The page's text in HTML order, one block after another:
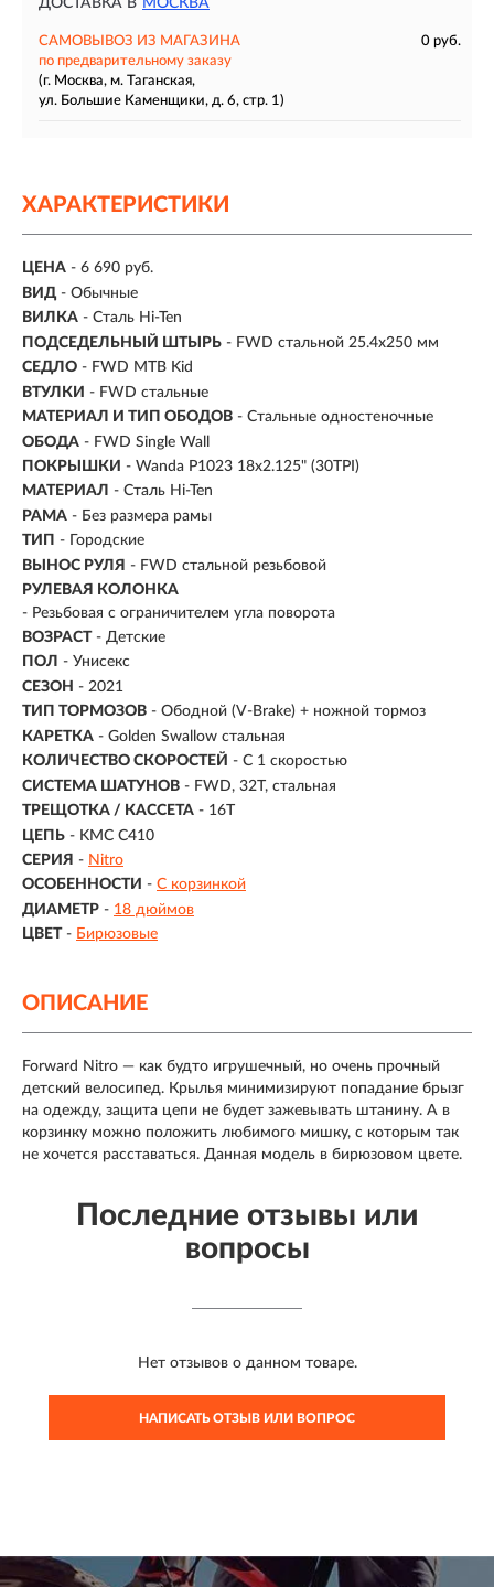
ДОСТАВКА В МОСКВА
САМОВЫВОЗ ИЗ МАГАЗИНА
0 руб.
по предварительному заказу
(г. Москва, м. Таганская,
ул. Большие Каменщики, д. 6, стр. 1)
ХАРАКТЕРИСТИКИ
ЦЕНА - 6 690 руб.
ВИД - Обычные
ВИЛКА - Сталь Hi-Ten
ПОДСЕДЕЛЬНЫЙ ШТЫРЬ - FWD стальной 25.4x250 мм
СЕДЛО - FWD MTB Kid
ВТУЛКИ - FWD стальные
МАТЕРИАЛ И ТИП ОБОДОВ - Стальные одностеночные
ОБОДА - FWD Single Wall
ПОКРЫШКИ - Wanda P1023 18x2.125" (30TPI)
МАТЕРИАЛ - Сталь Hi-Ten
РАМА - Без размера рамы
ТИП -
Городские
ВЫНОС РУЛЯ - FWD стальной резьбовой
РУЛЕВАЯ КОЛОНКА
- Резьбовая с ограничителем угла поворота
ВОЗРАСТ - Детские
ПОЛ - Унисекс
СЕЗОН - 2021
ТИП ТОРМОЗОВ - Ободной (V-Brake) + ножной тормоз
КАРЕТКА - Golden Swallow стальная
КОЛИЧЕСТВО СКОРОСТЕЙ - С 1 скоростью
СИСТЕМА ШАТУНОВ - FWD, 32T, cтальная
ТРЕЩОТКА / КАССЕТА - 16T
ЦЕПЬ - KMC C410
СЕРИЯ - Nitro
ОСОБЕННОСТИ - С корзинкой
ДИАМЕТР - 18 дюймов
ЦВЕТ - Бирюзовые
ОПИСАНИЕ
Forward Nitro — как будто игрушечный, но очень прочный
детский велосипед. Крылья минимизируют попадание брызг
на одежду, защита цепи не будет зажевывать штанину. А в
корзинку можно положить любимого мишку, с которым так
не хочется расставаться. Данная модель в бирюзовом цвете.
Последние отзывы или
вопросы
Нет отзывов о данном товаре.
НАПИСАТЬ ОТЗЫВ ИЛИ ВОПРОС